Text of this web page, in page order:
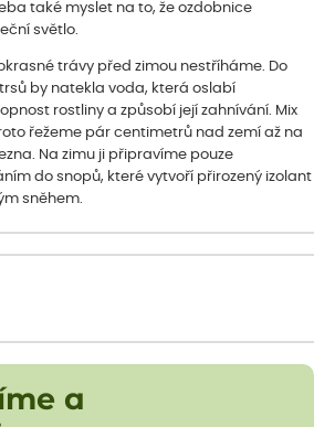
také myslet na to, že ozdobnice
světlo.
trávy před zimou nestříháme. Do
by natekla voda, která oslabí
rostliny a způsobí její zahnívání. Mix
řežeme pár centimetrů nad zemí až na
Na zimu ji připravíme pouze
do snopů, které vytvoří přirozený izolant
sněhem.
a